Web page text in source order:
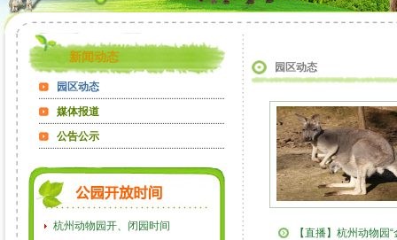
新闻动态
园区动态
媒体报道
公告公示
杭州动物园开、闭园时间
园区动态
【直播】杭州动物园